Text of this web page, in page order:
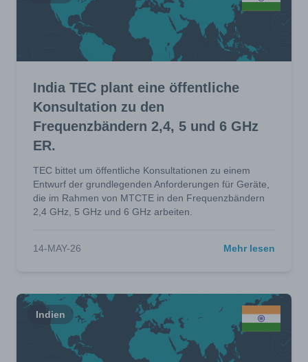
India TEC plant eine öffentliche
Konsultation zu den
Frequenzbändern 2,4, 5 und 6 GHz
ER.
TEC bittet um öffentliche Konsultationen zu einem
Entwurf der grundlegenden Anforderungen für Geräte,
die im Rahmen von MTCTE in den Frequenzbändern
2,4 GHz, 5 GHz und 6 GHz arbeiten.
14-MAY-26 Mehr lesen
Indien